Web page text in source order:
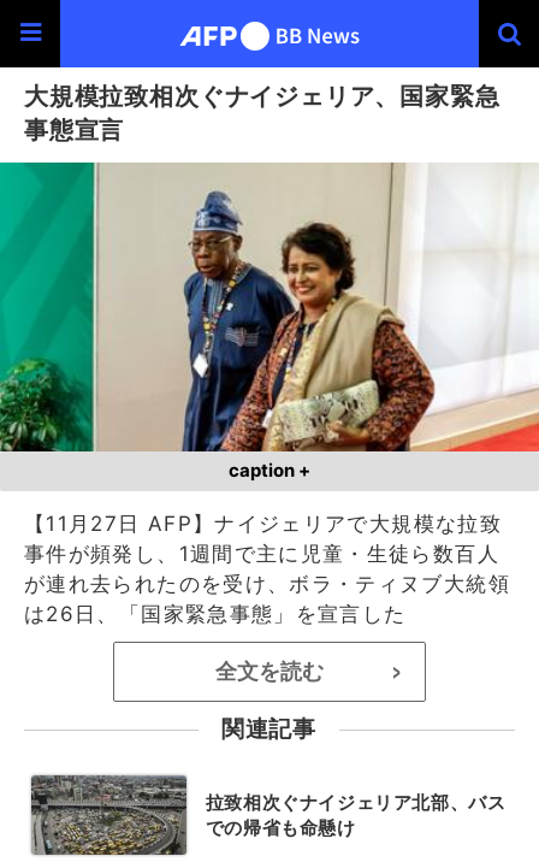
大規模拉致相次ぐナイジェリア、国家緊急
事態宣言
caption +
【11月27日 AFP】ナイジェリアで大規模な拉致
事件が頻発し、1週間で主に児童・生徒ら数百人
が連れ去られたのを受け、ボラ・ティヌブ大統領
は26日、「国家緊急事態」を宣言した
全文を読む >
関連記事
拉致相次ぐナイジェリア北部、バス
での帰省も命懸け